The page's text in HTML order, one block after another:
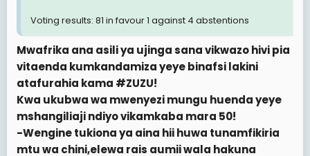
Voting results: 81 in favour 1 against 4 abstentions
Mwafrika ana asili ya ujinga sana vikwazo hivi pia
vitaenda kumkandamiza yeye binafsi lakini
atafurahia kama #ZUZU!
Kwa ukubwa wa mwenyezi mungu huenda yeye
mshangiliaji ndiyo vikamkaba mara 50!
-Wengine tukiona ya aina hii huwa tunamfikiria
mtu wa chini,elewa rais aumii wala hakuna